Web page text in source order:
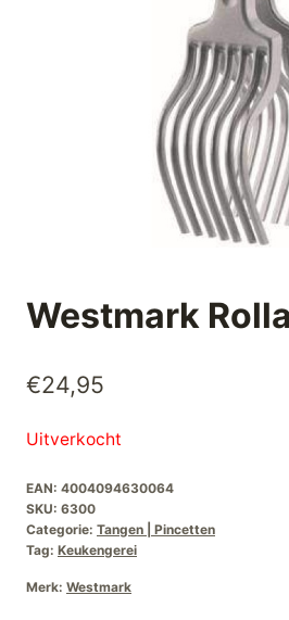
Westmark
€24,95
Uitverkocht
EAN: 4004094630064
SKU: 6300
Categorie: Tangen | Pincetten
Tag: Keukengerei
Merk: Westmark